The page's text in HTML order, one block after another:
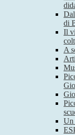
di
Il
A
Un